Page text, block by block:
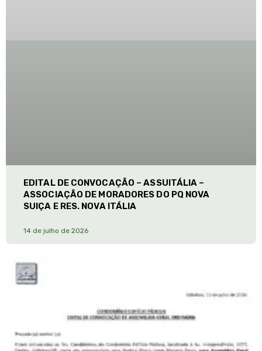
EDITAL DE CONVOCAÇÃO – ASSUITÁLIA –
ASSOCIAÇÃO DE MORADORES DO PQ NOVA
SUIÇA E RES. NOVA ITÁLIA
14 de julho de 2026